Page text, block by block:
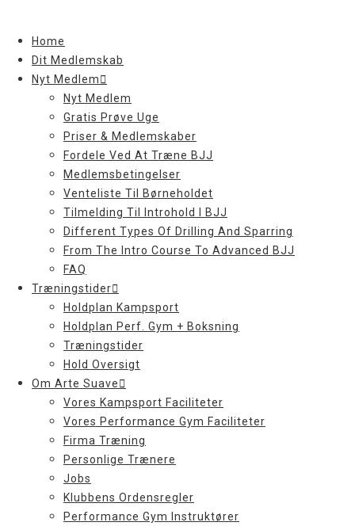
contentHome
Dit Medlemskab
Nyt Medlem
Nyt Medlem
Gratis Prøve Uge
Priser & Medlemskaber
Fordele Ved At Træne BJJ
Medlemsbetingelser
Venteliste Til Børneholdet
Tilmelding Til Introhold I BJJ
Different Types Of Drilling And Sparring
From The Intro Course To Advanced BJJ
FAQ
Træningstider
Holdplan Kampsport
Holdplan Perf. Gym + Boksning
Træningstider
Hold Oversigt
Om Arte Suave
Vores Kampsport Faciliteter
Vores Performance Gym Faciliteter
Firma Træning
Personlige Trænere
Jobs
Klubbens Ordensregler
Performance Gym Instruktører